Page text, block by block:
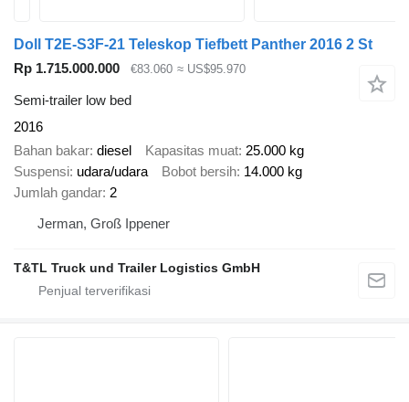
Doll T2E-S3F-21 Teleskop Tiefbett Panther 2016 2 St
Rp 1.715.000.000
€83.060 ≈ US$95.970
Semi-trailer low bed
2016
Bahan bakar diesel Kapasitas muat 25.000 kg
Suspensi udara/udara Bobot bersih 14.000 kg
Jumlah gandar 2
Jerman, Groß Ippener
T&TL Truck und Trailer Logistics GmbH